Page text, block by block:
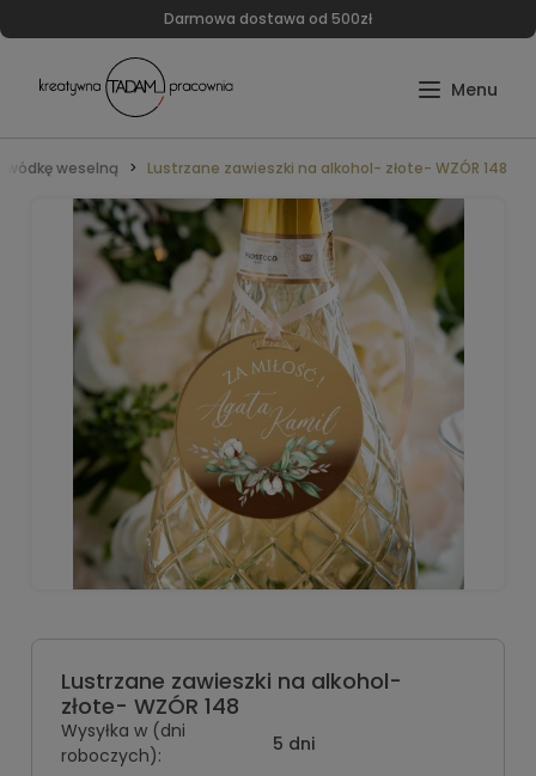
Darmowa dostawa od 500zł
wódkę weselną Lustrzane zawieszki na alkohol- złote- WZÓR 148
Lustrzane zawieszki na alkohol-
złote- WZÓR 148
Wysyłka w (dni
roboczych):
5 dni